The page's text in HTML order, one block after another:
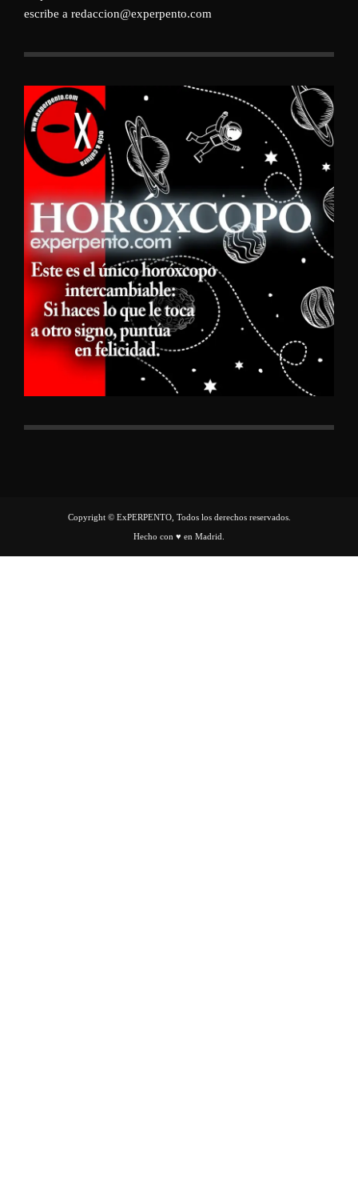
escribe a redaccion@experpento.com
Copyright © ExPERPENTO, Todos los derechos reservados.
Hecho con ♥ en Madrid.